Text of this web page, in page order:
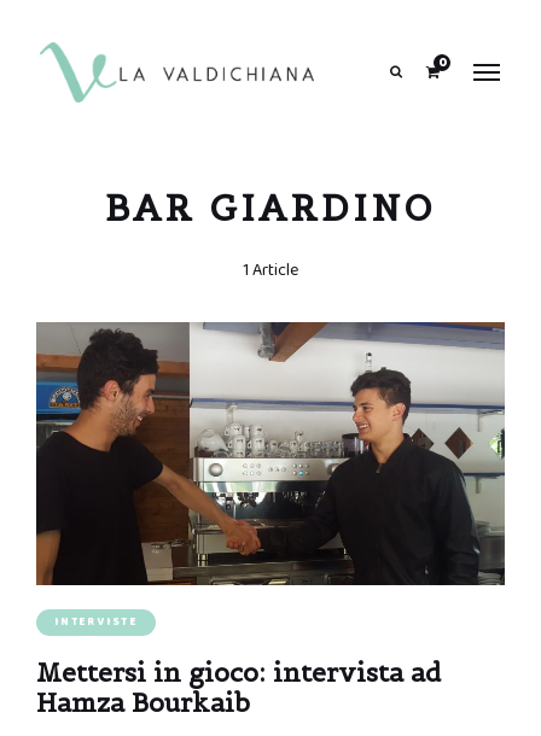
0
BAR GIARDINO
1 Article
INTERVISTE
Mettersi in gioco: intervista ad
Hamza Bourkaib